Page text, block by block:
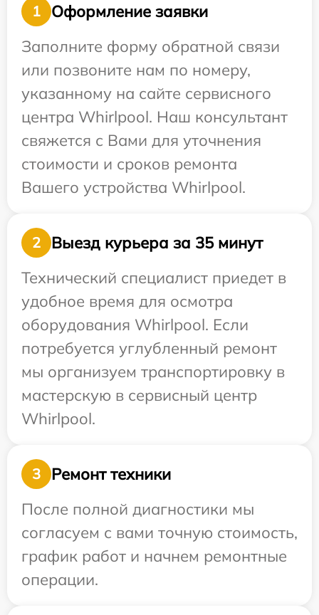
1
Оформление заявки
Заполните форму обратной связи
или позвоните нам по номеру,
указанному на сайте сервисного
центра Whirlpool. Наш консультант
свяжется с Вами для уточнения
стоимости и сроков ремонта
Вашего устройства Whirlpool.
2
Выезд курьера за 35 минут
Технический специалист приедет в
удобное время для осмотра
оборудования Whirlpool. Если
потребуется углубленный ремонт
мы организуем транспортировку в
мастерскую в сервисный центр
Whirlpool.
3
Ремонт техники
После полной диагностики мы
согласуем с вами точную стоимость,
график работ и начнем ремонтные
операции.